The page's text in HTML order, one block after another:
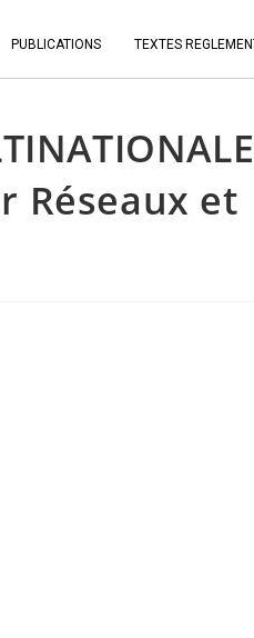
PUBLICATIONS TEXTES
Réseaux et